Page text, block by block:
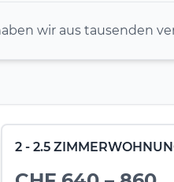
wir aus tausenden
2 - 2.5